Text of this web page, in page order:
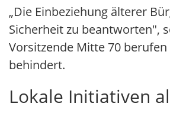
„Die Einbeziehung älterer
Sicherheit zu beantworten",
Vorsitzende Mitte 70
behindert.
Lokale Initiativen